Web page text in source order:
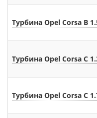
Турбина Opel Corsa B
Турбина Opel Corsa C
Турбина Opel Corsa C